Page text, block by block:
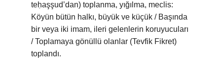
teḥaşşud’dan) toplanma, yığılma, meclis:
Köyün bütün halkı, büyük ve küçük / Başında
bir veya iki imam, ileri gelenlerin koruyucuları
/ Toplamaya gönüllü olanlar (Tevfik Fikret)
toplandı.